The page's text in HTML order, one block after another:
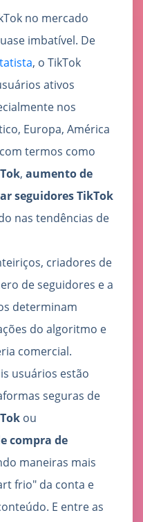
no mercado
imbatível. De
, o TikTok
ativos
nos
Europa, América
termos como
, aumento de
seguidores TikTok
nas tendências de
criadores de
de seguidores e a
determinam
do algoritmo e
comercial.
usuários estão
seguras de
ou
compra de
maneiras mais
frio" da conta e
E entre as